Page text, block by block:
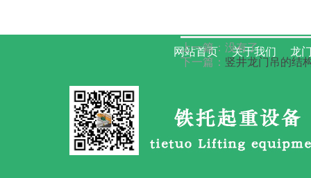
上一篇：没有了
下一篇： 竖井龙门吊的结
网站首页 关于我们 龙